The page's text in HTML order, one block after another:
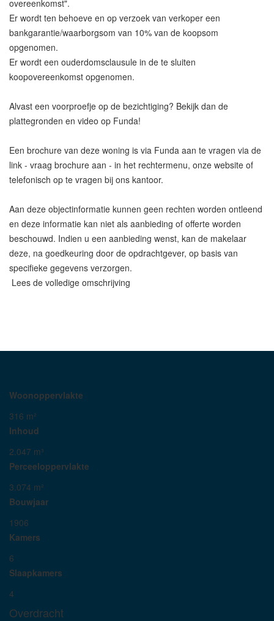
overeenkomst".
Er wordt ten behoeve en op verzoek van verkoper een
bankgarantie/waarborgsom van 10% van de koopsom
opgenomen.
Er wordt een ouderdomsclausule in de te sluiten
koopovereenkomst opgenomen.
Alvast een voorproefje op de bezichtiging? Bekijk dan de
plattegronden en video op Funda!
Een brochure van deze woning is via Funda aan te vragen via de
link - vraag brochure aan - in het rechtermenu, onze website of
telefonisch op te vragen bij ons kantoor.
Aan deze objectinformatie kunnen geen rechten worden ontleend
en deze informatie kan niet als aanbieding of offerte worden
beschouwd. Indien u een aanbieding wenst, kan de makelaar
deze, na goedkeuring door de opdrachtgever, op basis van
specifieke gegevens verzorgen.
Lees de volledige omschrijving
Woonoppervlakte
316 m²
Inhoud
2.047 m³
Perceeloppervlakte
3.074 m²
Bouwjaar
1906
Kamers
6
Slaapkamers
4
Overdracht